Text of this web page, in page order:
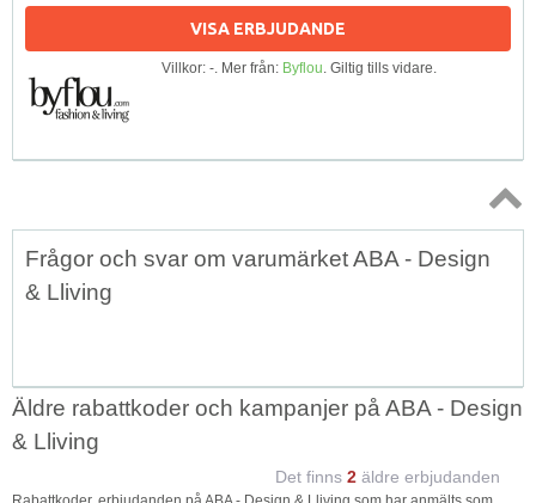
VISA ERBJUDANDE
Villkor: -. Mer från: Byflou. Giltig tills vidare.
Topp
Frågor och svar om varumärket ABA - Design
& Lliving
Äldre rabattkoder och kampanjer på ABA - Design
& Lliving
Det finns 2 äldre erbjudanden